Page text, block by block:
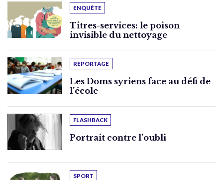
ENQUÊTE
Titres-services: le poison
invisible du nettoyage
REPORTAGE
Les Doms syriens face au défi de
l’école
FLASHBACK
Portrait contre l’oubli
SPORT